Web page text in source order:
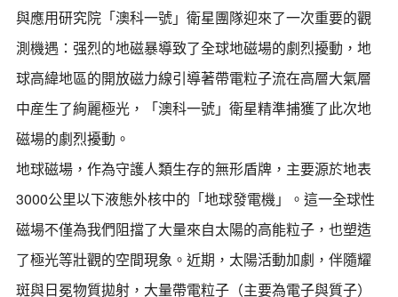
與應用研究院「澳科一號」衛星團隊迎來了一次重要的觀
測機遇：强烈的地磁暴導致了全球地磁場的劇烈擾動，地
球高緯地區的開放磁力線引導著帶電粒子流在高層大氣層
中産生了絢麗極光，「澳科一號」衛星精準捕獲了此次地
磁場的劇烈擾動。
地球磁場，作為守護人類生存的無形盾牌，主要源於地表
3000公里以下液態外核中的「地球發電機」。這一全球性
磁場不僅為我們阻擋了大量來自太陽的高能粒子，也塑造
了極光等壯觀的空間現象。近期，太陽活動加劇，伴隨耀
斑與日冕物質拋射，大量帶電粒子（主要為電子與質子）